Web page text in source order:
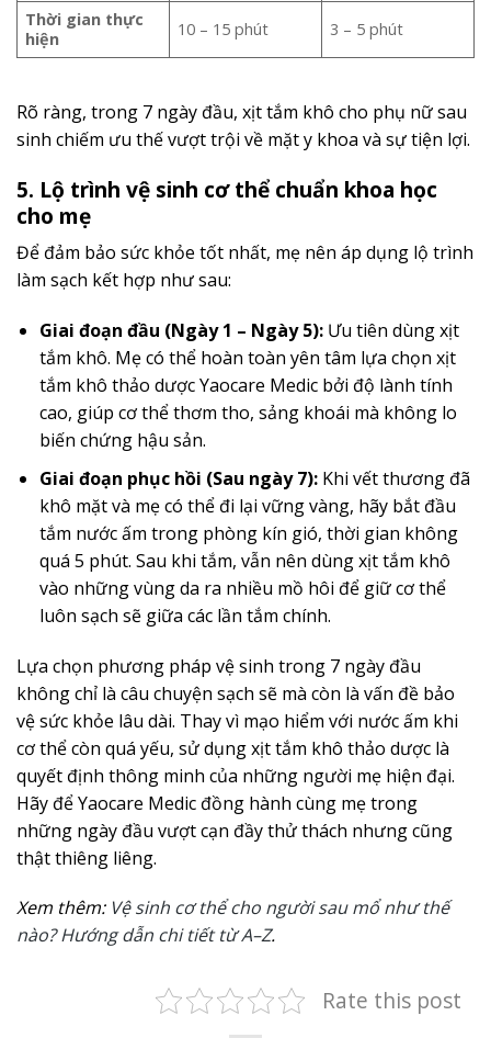
Thời gian thực
hiện
10 – 15 phút 3 – 5 phút
Rõ ràng, trong 7 ngày đầu, xịt tắm khô cho phụ nữ sau
sinh chiếm ưu thế vượt trội về mặt y khoa và sự tiện lợi.
5. Lộ trình vệ sinh cơ thể chuẩn khoa học
cho mẹ
Để đảm bảo sức khỏe tốt nhất, mẹ nên áp dụng lộ trình
làm sạch kết hợp như sau:
Giai đoạn đầu (Ngày 1 – Ngày 5):Ưu tiên dùng xịt
tắm khô. Mẹ có thể hoàn toàn yên tâm lựa chọn xịt
tắm khô thảo dược Yaocare Medic bởi độ lành tính
cao, giúp cơ thể thơm tho, sảng khoái mà không lo
biến chứng hậu sản.
Giai đoạn phục hồi (Sau ngày 7):Khi vết thương đã
khô mặt và mẹ có thể đi lại vững vàng, hãy bắt đầu
tắm nước ấm trong phòng kín gió, thời gian không
quá 5 phút. Sau khi tắm, vẫn nên dùng xịt tắm khô
vào những vùng da ra nhiều mồ hôi để giữ cơ thể
luôn sạch sẽ giữa các lần tắm chính.
Lựa chọn phương pháp vệ sinh trong 7 ngày đầu
không chỉ là câu chuyện sạch sẽ mà còn là vấn đề bảo
vệ sức khỏe lâu dài. Thay vì mạo hiểm với nước ấm khi
cơ thể còn quá yếu, sử dụng xịt tắm khô thảo dược là
quyết định thông minh của những người mẹ hiện đại.
Hãy để Yaocare Medic đồng hành cùng mẹ trong
những ngày đầu vượt cạn đầy thử thách nhưng cũng
thật thiêng liêng.
Xem thêm: Vệ sinh cơ thể cho người sau mổ như thế
nào? Hướng dẫn chi tiết từ A–Z.
Rate this post